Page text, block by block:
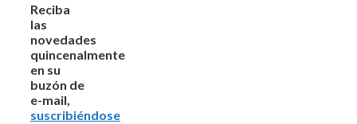
Reciba
las
novedades
quincenalmente
en su
buzón de
e-mail,
suscribiéndose